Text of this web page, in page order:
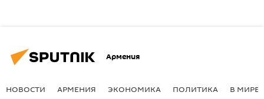
Армения
НОВОСТИ АРМЕНИЯ ЭКОНОМИКА ПОЛИТИКА В МИРЕ